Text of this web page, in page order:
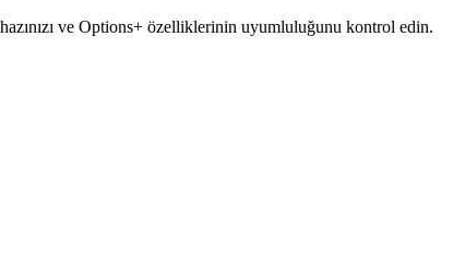
ve Options+ özelliklerinin uyumluluğunu kontrol edin.